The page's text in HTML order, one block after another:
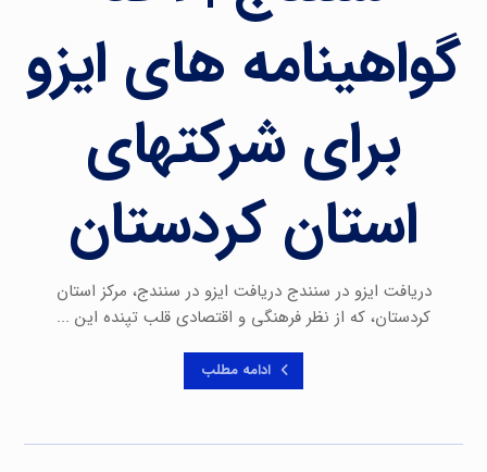
گواهینامه های ایزو
برای شرکتهای
استان کردستان
دریافت ایزو در سنندج دریافت ایزو در سنندج، مرکز استان
کردستان، که از نظر فرهنگی و اقتصادی قلب تپنده این ...
ادامه مطلب